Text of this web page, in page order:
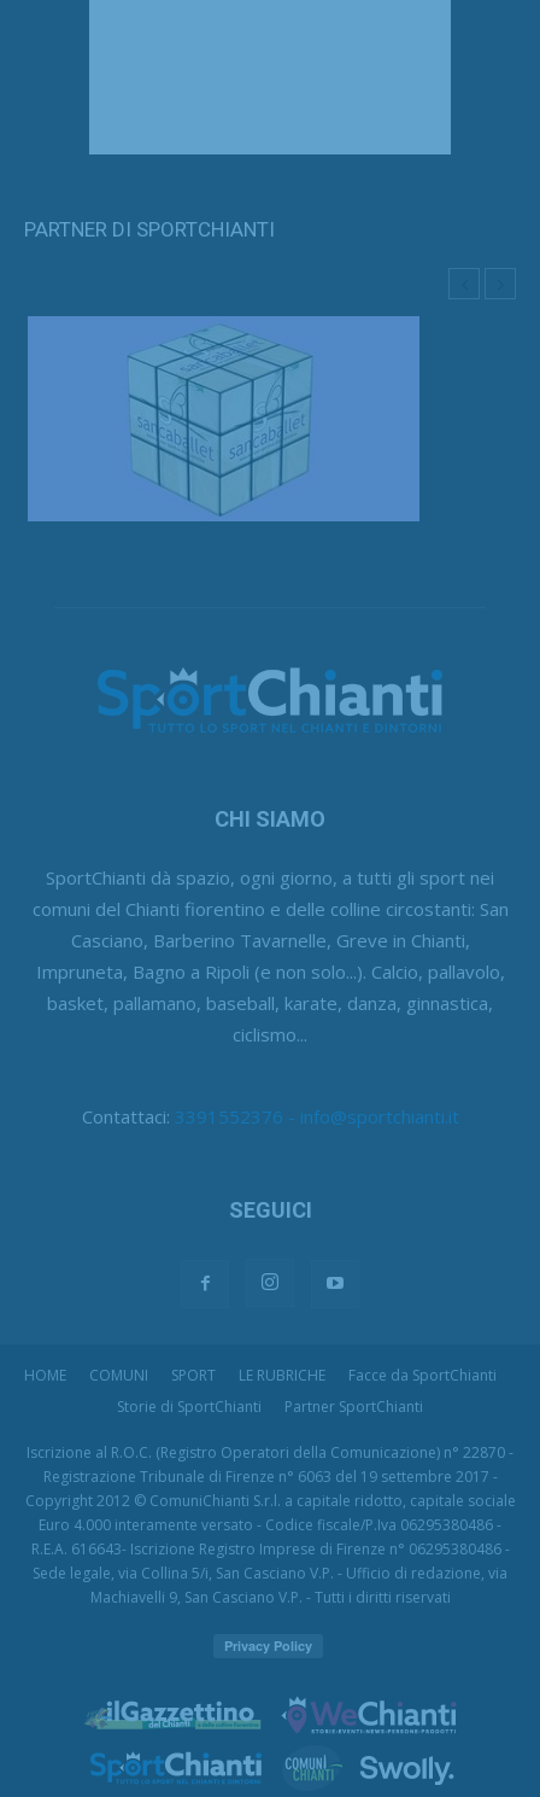
PARTNER DI SPORTCHIANTI
CHI SIAMO
SportChianti dà spazio, ogni giorno, a tutti gli sport nei
comuni del Chianti fiorentino e delle colline circostanti: San
Casciano, Barberino Tavarnelle, Greve in Chianti,
Impruneta, Bagno a Ripoli (e non solo...). Calcio, pallavolo,
basket, pallamano, baseball, karate, danza, ginnastica,
ciclismo...
Contattaci: 3391552376 - info@sportchianti.it
SEGUICI
HOME COMUNI SPORT LE RUBRICHE
Facce da SportChianti
Storie di SportChianti
Partner SportChianti
Iscrizione al R.O.C. (Registro Operatori della Comunicazione) n° 22870 -
Registrazione Tribunale di Firenze n° 6063 del 19 settembre 2017 -
Copyright 2012 © ComuniChianti S.r.l. a capitale ridotto, capitale sociale
Euro 4.000 interamente versato - Codice fiscale/P.Iva 06295380486 -
R.E.A. 616643- Iscrizione Registro Imprese di Firenze n° 06295380486 -
Sede legale, via Collina 5/i, San Casciano V.P. - Ufficio di redazione, via
Machiavelli 9, San Casciano V.P. - Tutti i diritti riservati